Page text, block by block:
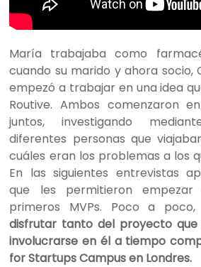
María trabajaba como
cuando su marido y ahora socio,
empezó a trabajar en una idea
Routive. Ambos comenzaron
juntos, investigando
diferentes personas que
cuáles eran los problemas a los
En las siguientes entrevistas
que les permitieron
primeros MVPs. Poco a poco,
disfrutar tanto del proyecto que
involucrarse en él a tiempo
for Startups Campus en Londres.